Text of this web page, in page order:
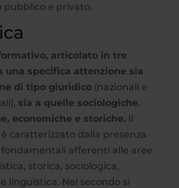
pubblico e privato.
articolato in tre
una specifica attenzione sia
di tipo giuridico(nazionali e
sia a quelle sociologiche,
economiche e storiche. Il
caratterizzato dalla presenza
afferenti alle aree
storica, sociologica,
linguistica. Nel secondo si